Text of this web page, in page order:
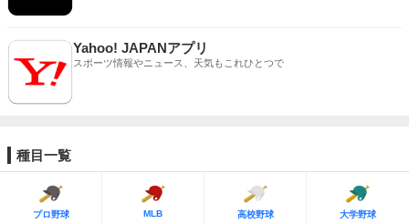
Yahoo! JAPANアプリ
スポーツ情報やニュース、天気もこれひとつで
種目一覧
プロ野球 MLB 高校野球 大学野球